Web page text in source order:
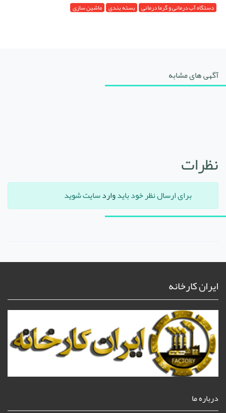
دستگاه آب درمانی و گرما درمانی بسته بندی ماشین سازی
آگهی های مشابه
نظرات
برای ارسال نظر خود بایدواردسایت شوید
ایران کارخانه
درباره ما